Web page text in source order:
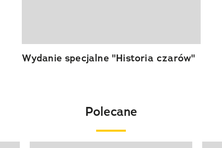
Wydanie specjalne "Historia czarów"
Polecane